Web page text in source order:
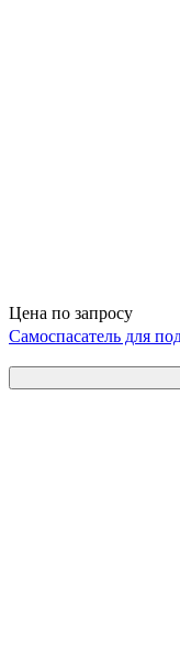
Цена по запросу
Самоспасатель для